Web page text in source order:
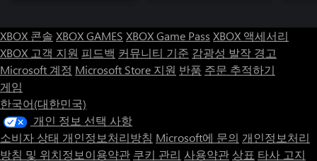
XBOX 콘솔 XBOX GAMES XBOX Game Pass XBOX 액세서리
XBOX 고객 지원 피드백 커뮤니티 기준 감광성 발작 경고
Microsoft 계정 Microsoft Store 지원 반품 주문 추적하기
게임
한국어(대한민국)
개인 정보 선택 사항
소비자 상태 개인정보처리방침 Microsoft에 문의 개인정보처리
방침 및 위치정보이용약관 쿠키 관리 사용약관 상표 타사 고지